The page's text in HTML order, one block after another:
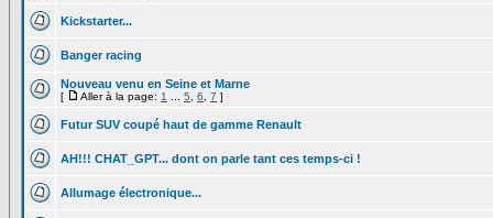
Kickstarter...
Banger racing
Nouveau venu en Seine et Marne
[ Aller à la page: 1 5 6 7 ]
Futur SUV coupé haut de gamme Renault
AH!!! CHAT_GPT... dont on parle tant ces temps-ci !
Allumage électronique...